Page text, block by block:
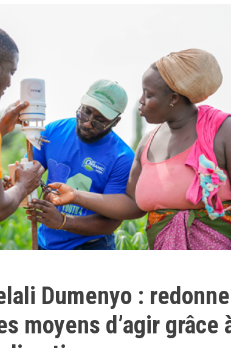
Dumenyo :
moyens d’agir grâce